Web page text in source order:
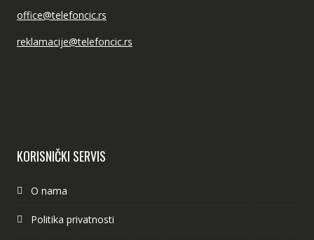
office@telefoncic.rs
reklamacije@telefoncic.rs
KORISNIČKI SERVIS
O nama
Politika privatnosti